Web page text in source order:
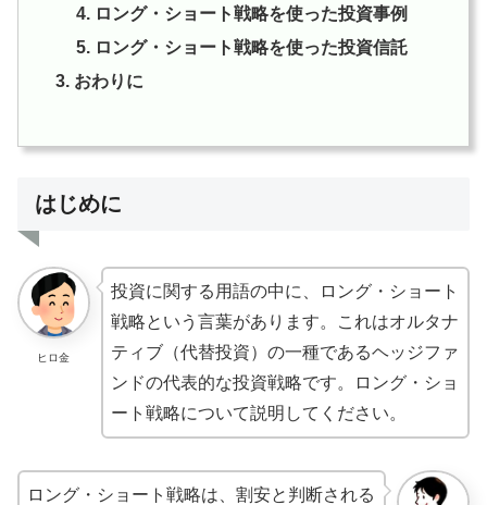
ロング・ショート戦略を使った投資事例
ロング・ショート戦略を使った投資信託
おわりに
はじめに
ヒロ金
投資に関する用語の中に、ロング・ショート
戦略という言葉があります。これはオルタナ
ティブ（代替投資）の一種であるヘッジファ
ンドの代表的な投資戦略です。ロング・ショ
ート戦略について説明してください。
ロング・ショート戦略は、割安と判断される